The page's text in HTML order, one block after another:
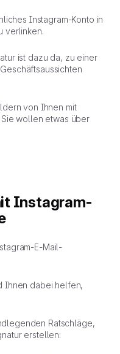
Instagram-Konto in
verlinken.
ist dazu da, zu einer
von Ihnen mit
wollen etwas über
Instagram-
E-Mail-
Ihnen dabei helfen,
Ratschläge,
erstellen: